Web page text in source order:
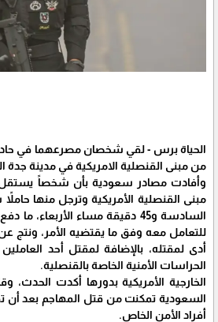
الحياة برس - لقي شخصان مصرعهما في
من مبنى القنصلية الامريكية في مدينة جدة
وأفادت مصادر سعودية بأن شخصاً
مبنى القنصلية الأمريكية وترجل منها
السادسة و45 دقيقة مساء
للتعامل معه وفق ما يقتضيه الأمر، ونتج عن
أدى لمقتله، بالإضافة لمقتل أحد
الحراسات الأمنية الخاصة بالقنصلية.
الخارجية الأمريكية بدورها أكدت الحدث،
السعودية تمكنت من قتل المهاجم بعد أن
أفراد الأمن الخاص.